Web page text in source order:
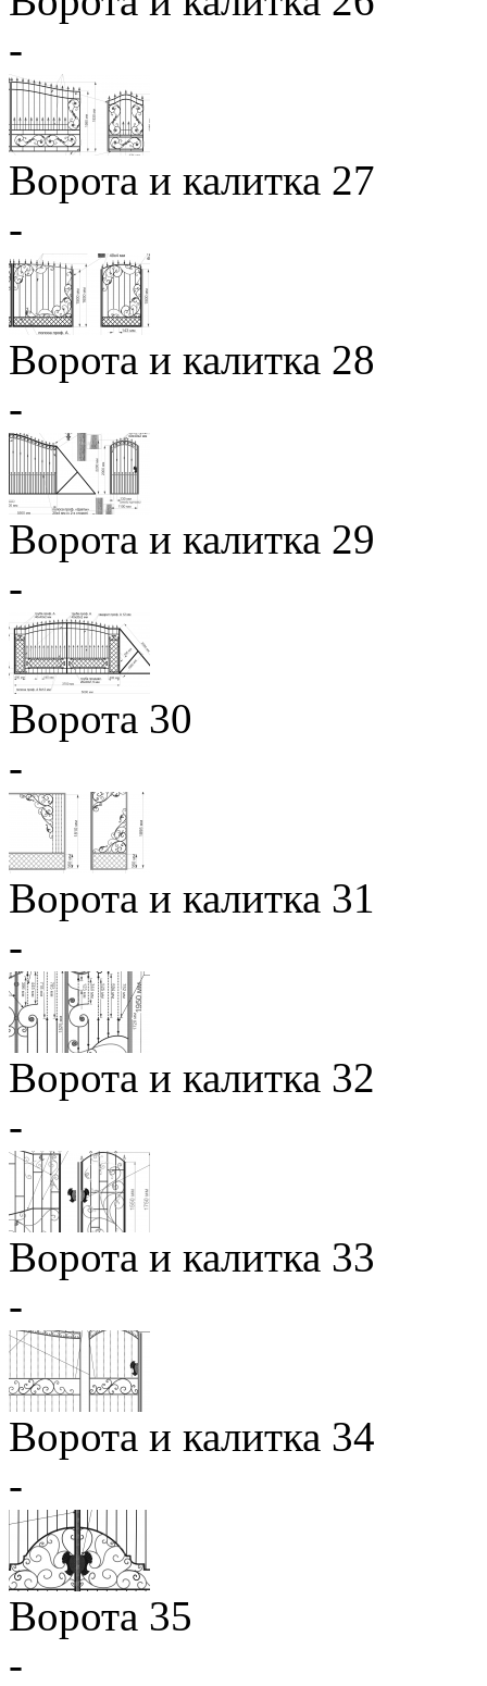
-
Ворота и калитка 27
-
Ворота и калитка 28
-
Ворота и калитка 29
-
Ворота 30
-
Ворота и калитка 31
-
Ворота и калитка 32
-
Ворота и калитка 33
-
Ворота и калитка 34
-
Ворота 35
-